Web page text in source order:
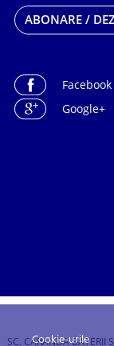
ABONARE /
Facebook
Google+
SC. CARANDA BATERII
Cookie-urile